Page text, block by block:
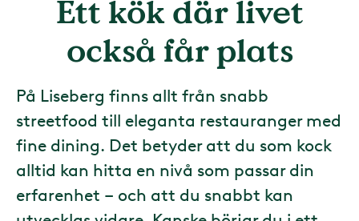
Ett kök där livet
också får plats
På Liseberg finns allt från snabb
streetfood till eleganta restauranger med
fine dining. Det betyder att du som kock
alltid kan hitta en nivå som passar din
erfarenhet – och att du snabbt kan